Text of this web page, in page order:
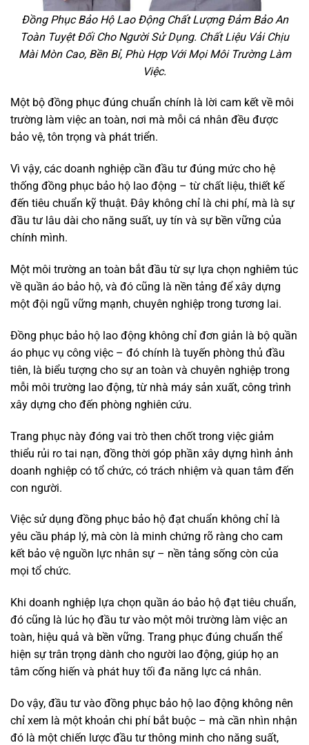
Đồng Phục Bảo Hộ Lao Động Chất Lượng Đảm Bảo An
Toàn Tuyệt Đối Cho Người Sử Dụng. Chất Liệu Vải Chịu
Mài Mòn Cao, Bền Bỉ, Phù Hợp Với Mọi Môi Trường Làm
Việc.
Một bộ đồng phục đúng chuẩn chính là lời cam kết về môi
trường làm việc an toàn, nơi mà mỗi cá nhân đều được
bảo vệ, tôn trọng và phát triển.
Vì vậy, các doanh nghiệp cần đầu tư đúng mức cho hệ
thống đồng phục bảo hộ lao động – từ chất liệu, thiết kế
đến tiêu chuẩn kỹ thuật. Đây không chỉ là chi phí, mà là sự
đầu tư lâu dài cho năng suất, uy tín và sự bền vững của
chính mình.
Một môi trường an toàn bắt đầu từ sự lựa chọn nghiêm túc
về quần áo bảo hộ, và đó cũng là nền tảng để xây dựng
một đội ngũ vững mạnh, chuyên nghiệp trong tương lai.
Đồng phục bảo hộ lao động không chỉ đơn giản là bộ quần
áo phục vụ công việc – đó chính là tuyến phòng thủ đầu
tiên, là biểu tượng cho sự an toàn và chuyên nghiệp trong
mỗi môi trường lao động, từ nhà máy sản xuất, công trình
xây dựng cho đến phòng nghiên cứu.
Trang phục này đóng vai trò then chốt trong việc giảm
thiểu rủi ro tai nạn, đồng thời góp phần xây dựng hình ảnh
doanh nghiệp có tổ chức, có trách nhiệm và quan tâm đến
con người.
Việc sử dụng đồng phục bảo hộ đạt chuẩn không chỉ là
yêu cầu pháp lý, mà còn là minh chứng rõ ràng cho cam
kết bảo vệ nguồn lực nhân sự – nền tảng sống còn của
mọi tổ chức.
Khi doanh nghiệp lựa chọn quần áo bảo hộ đạt tiêu chuẩn,
đó cũng là lúc họ đầu tư vào một môi trường làm việc an
toàn, hiệu quả và bền vững. Trang phục đúng chuẩn thể
hiện sự trân trọng dành cho người lao động, giúp họ an
tâm cống hiến và phát huy tối đa năng lực cá nhân.
Do vậy, đầu tư vào đồng phục bảo hộ lao động không nên
chỉ xem là một khoản chi phí bắt buộc – mà cần nhìn nhận
đó là một chiến lược đầu tư thông minh cho năng suất,